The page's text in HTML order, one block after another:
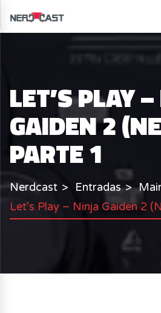
LET’S PLAY
GAIDEN 2
PARTE 1
Nerdcast Entradas
Let’s Play – Ninja Gaiden 2